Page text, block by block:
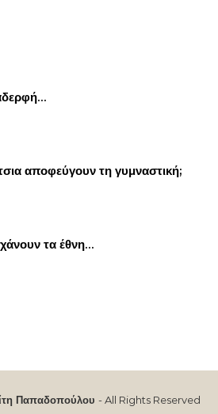
αποφεύγουν τη γυμναστική;
τα έθνη…
Παπαδοπούλου - All Rights Reserved